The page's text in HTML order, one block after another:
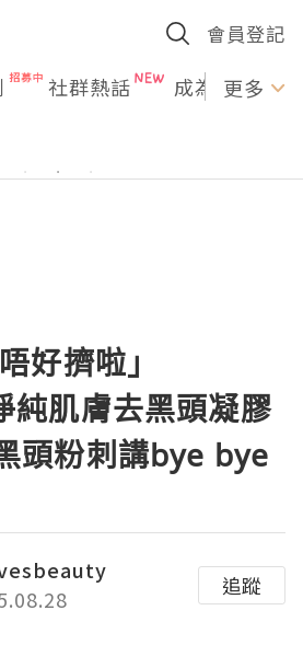
會員登記
社群熱話 成為U更多
好擠啦」
肌膚去黑頭凝膠
頭粉刺講bye bye
追蹤